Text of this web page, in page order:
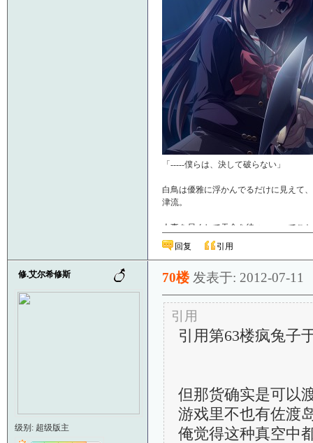
「-----僕らは、決して破らない」
白鳥は優雅に浮かんでるだけに見えて
津流。
人事を尽くして天命を待つ……ってこ
日なのです
---------
回复 引用
修.艾尔希修斯
级别: 超级版主
70楼 发表于: 2012-07-11
引用
引用第63楼疯兔子
但那货确实是可以
游戏里不也有佐渡
俺觉得这种真空中